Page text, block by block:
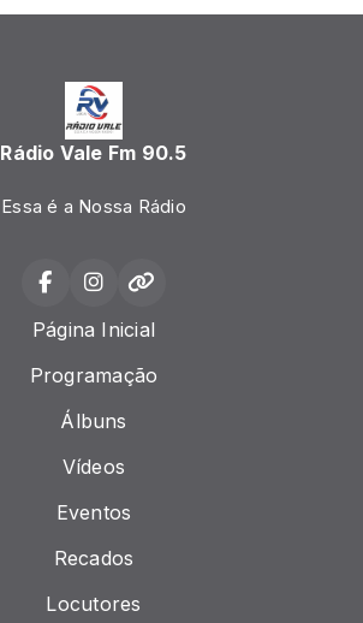
Rádio Vale Fm 90.5
Essa é a Nossa Rádio
Página Inicial
Programação
Álbuns
Vídeos
Eventos
Recados
Locutores